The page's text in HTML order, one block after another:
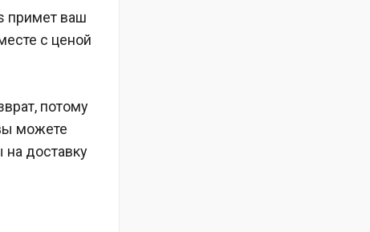
примет ваш
с ценой
потому
можете
на доставку